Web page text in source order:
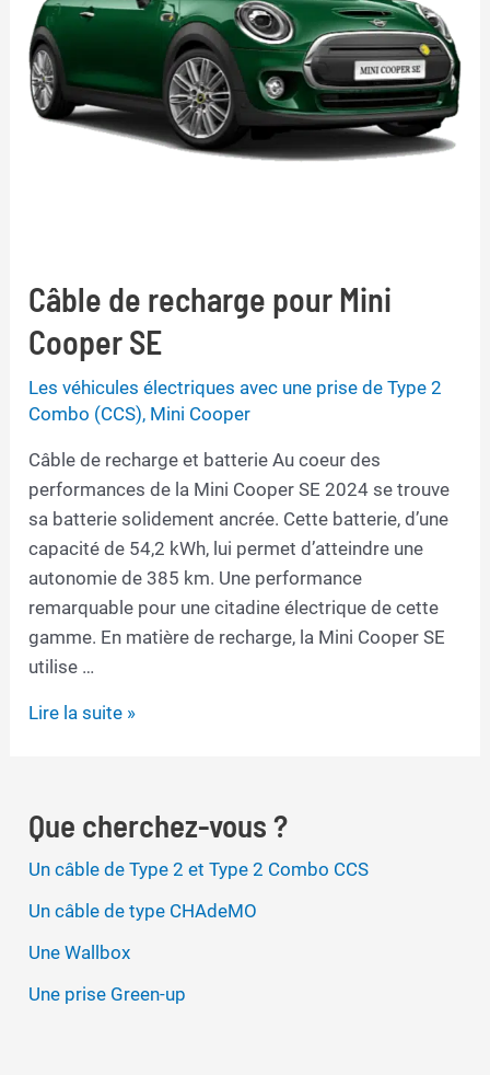
Câble de recharge pour Mini
Cooper SE
Les véhicules électriques avec une prise de Type 2
Combo (CCS), Mini Cooper
Câble de recharge et batterie Au coeur des
performances de la Mini Cooper SE 2024 se trouve
sa batterie solidement ancrée. Cette batterie, d’une
capacité de 54,2 kWh, lui permet d’atteindre une
autonomie de 385 km. Une performance
remarquable pour une citadine électrique de cette
gamme. En matière de recharge, la Mini Cooper SE
utilise …
Câble
Mini
Cooper
Lire la suite »
Que cherchez-vous ?
Un câble de Type 2 et Type 2 Combo CCS
Un câble de type CHAdeMO
Une Wallbox
Une prise Green-up